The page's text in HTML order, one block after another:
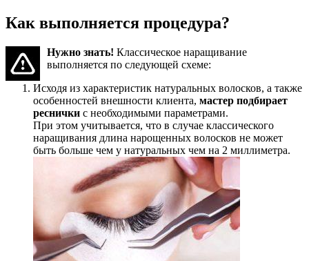
Как выполняется процедура?
Нужно знать! Классическое наращивание
выполняется по следующей схеме:
Исходя из характеристик натуральных волосков, а также
особенностей внешности клиента, мастер подбирает
реснички с необходимыми параметрами.
При этом учитывается, что в случае классического
наращивания длина нарощенных волосков не может
быть больше чем у натуральных чем на 2 миллиметра.